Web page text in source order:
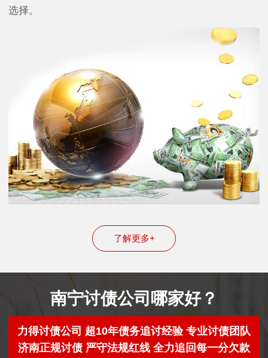
选择。
了解更多+
南宁讨债公司哪家好？
力得讨债公司 超10年债务追讨经验 专业讨债团队
济南正规讨债 严守法规红线 全力追回每一分欠款